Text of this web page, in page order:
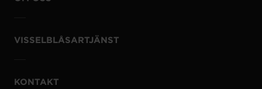
VISSELBLÅSARTJÄNST
KONTAKT